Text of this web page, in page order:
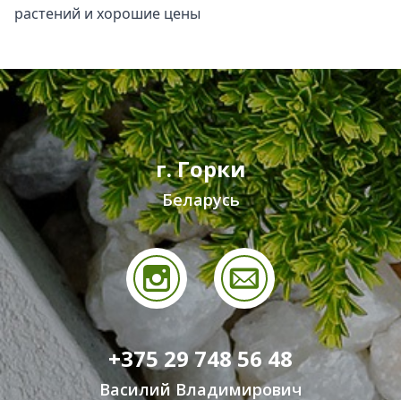
растений и хорошие цены
г. Горки
Беларусь
+375 29 748 56 48
Василий Владимирович